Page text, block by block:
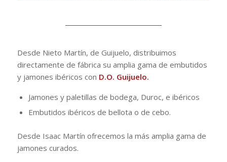
Desde Nieto Martín, de Guijuelo, distribuimos
directamente de fábrica su amplia gama de embutidos
y jamones ibéricos con D.O. Guijuelo.
Jamones y paletillas de bodega, Duroc, e ibéricos
Embutidos ibéricos de bellota o de cebo.
Desde Isaac Martín ofrecemos la más amplia gama de
jamones curados.